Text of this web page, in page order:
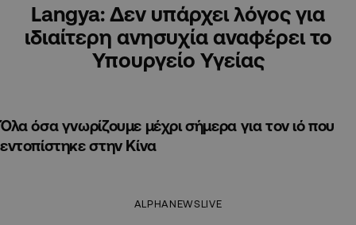
Langya: Δεν υπάρχει λόγος για
ιδιαίτερη ανησυχία αναφέρει το
Υπουργείο Υγείας
Όλα όσα γνωρίζουμε μέχρι σήμερα για τον ιό που
εντοπίστηκε στην Κίνα
ALPHANEWSLIVE